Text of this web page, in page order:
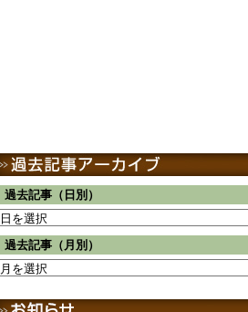
過去記事（日別）
過去記事（月別）